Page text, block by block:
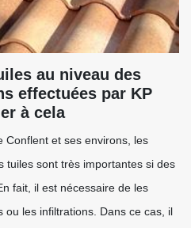
au niveau des
effectuées par KP
à cela
Conflent et ses environs, les
tuiles sont très importantes si des
fait, il est nécessaire de les
ou les infiltrations. Dans ce cas, il